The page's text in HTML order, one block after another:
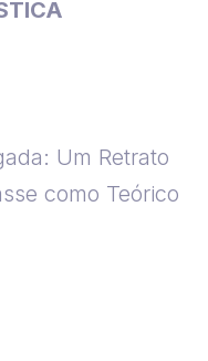
Um Retrato
como Teórico